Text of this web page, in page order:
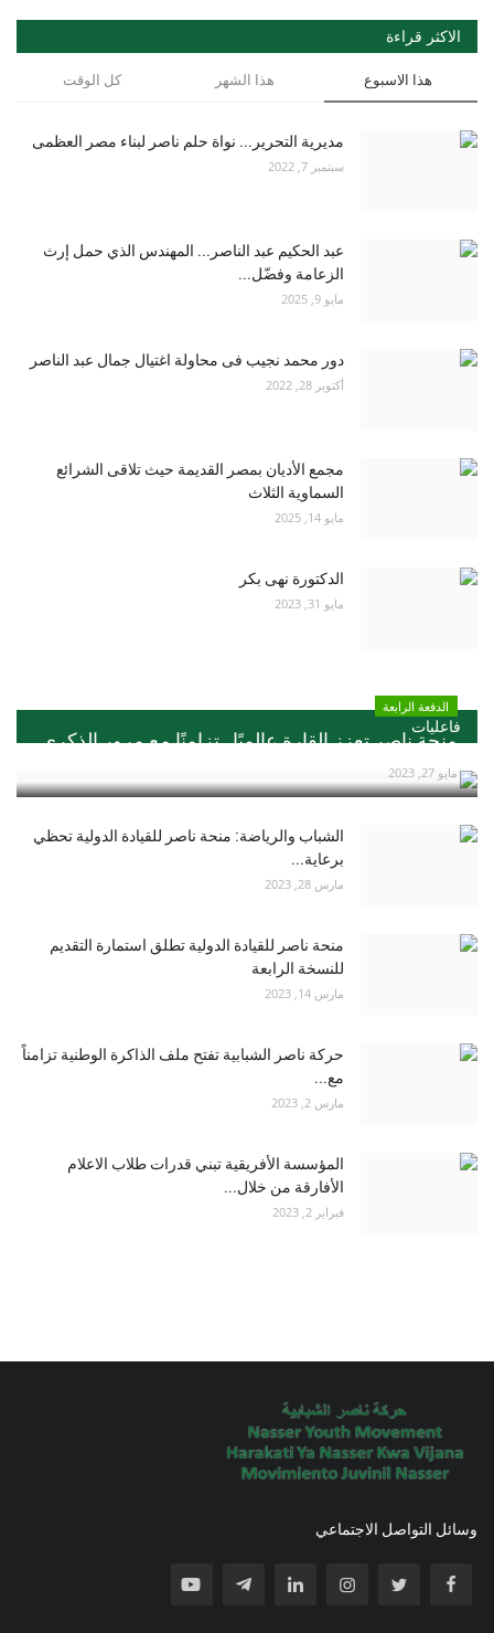
الاكثر قراءة
هذا الاسبوع هذا الشهر كل الوقت
مديرية التحرير... نواة حلم ناصر لبناء مصر العظمى
سبتمبر 7, 2022
عبد الحكيم عبد الناصر... المهندس الذي حمل إرث
الزعامة وفضّل...
مايو 9, 2025
دور محمد نجيب فى محاولة اغتيال جمال عبد الناصر
أكتوبر 28, 2022
مجمع الأديان بمصر القديمة حيث تلاقى الشرائع
السماوية الثلاث
مايو 14, 2025
الدكتورة نهى بكر
مايو 31, 2023
فاعليات
الدفعة الرابعة
منحة ناصر تعزز القارة عالميًا ..تزامنًا مع مرور الذكري...
مايو 27, 2023
الشباب والرياضة: منحة ناصر للقيادة الدولية تحظي
برعاية...
مارس 28, 2023
منحة ناصر للقيادة الدولية تطلق استمارة التقديم
للنسخة الرابعة
مارس 14, 2023
حركة ناصر الشبابية تفتح ملف الذاكرة الوطنية تزامناً
مع...
مارس 2, 2023
المؤسسة الأفريقية تبني قدرات طلاب الاعلام
الأفارقة من خلال...
فبراير 2, 2023
وسائل التواصل الاجتماعي